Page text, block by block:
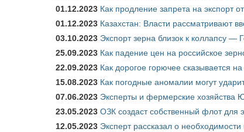
01.12.2023 Как продление запрета на экспорт
01.12.2023 Казахстан: Власти рассматривают
03.10.2023 Экспорт зерна близок к коллапсу —
25.09.2023 Как падение цен на российское
22.09.2023 Как дорогое горючее сказывается
15.08.2023 Как погодные аномалии могут
07.06.2023 Эксперты и фермерские хозяйства
23.05.2023 ОЗК создаст собственный флот для
12.05.2023 Эксперт рассказал о